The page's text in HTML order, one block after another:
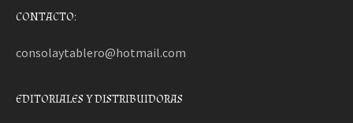
CONTACTO:
consolaytablero@hotmail.com
EDITORIALES Y DISTRIBUIDORAS